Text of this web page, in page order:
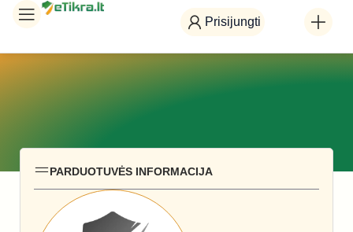
Prisijungti
PARDUOTUVĖS INFORMACIJA